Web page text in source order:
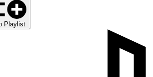
Playlist